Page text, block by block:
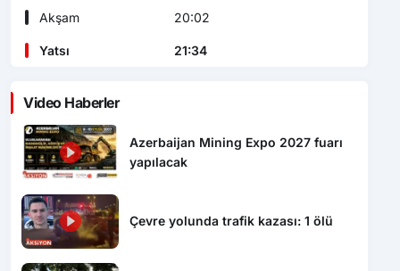
Akşam 20:02
Yatsı 21:34
Video Haberler
Azerbaijan Mining Expo 2027 fuarı
yapılacak
Çevre yolunda trafik kazası: 1 ölü